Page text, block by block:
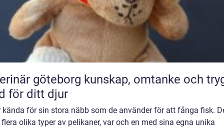
kunskap, omtanke och trygg
för ditt djur
kända för sin stora näbb som de använder för att fånga fisk.
olika typer av pelikaner, var och en med sina egna unika